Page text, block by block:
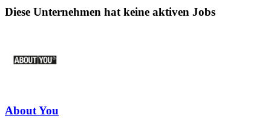
Diese Unternehmen hat keine aktiven Jobs
About You